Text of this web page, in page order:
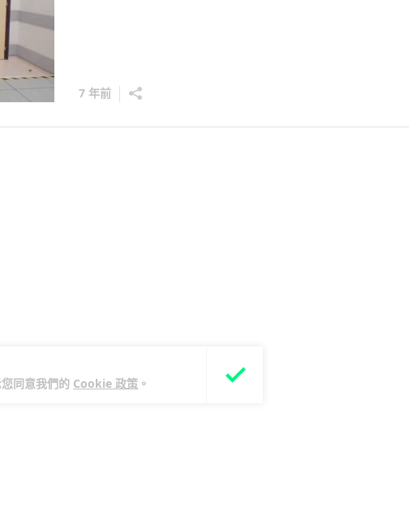
同意我們的 Cookie 政策 。
7 年前